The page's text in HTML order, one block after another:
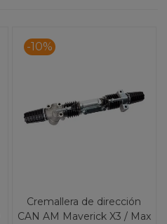
-10%
Cremallera de dirección
CAN AM Maverick X3 / Max